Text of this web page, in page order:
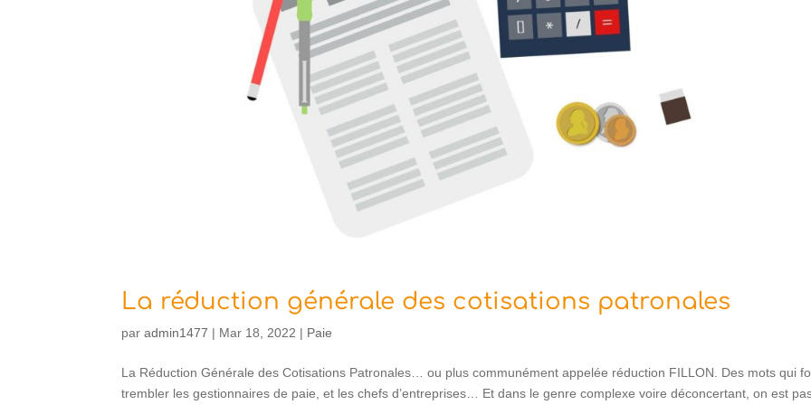
La réduction générale des cotisations patronales
paradmin1477 | Mar 18, 2022 | Paie
La Réduction Générale des Cotisations Patronales… ou plus communément appelée réduction FILLON. Des mots qui
trembler les gestionnaires de paie, et les chefs d’entreprises… Et dans le genre complexe voire déconcertant, on est